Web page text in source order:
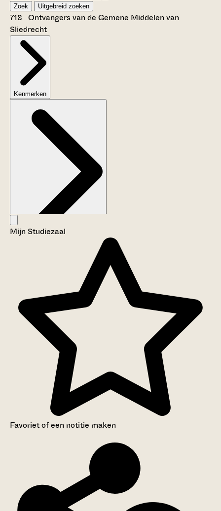
Zoek Uitgebreid zoeken
718 Ontvangers van de Gemene Middelen van
Sliedrecht
Kenmerken
Aanwijzingen voor de gebruiker
Inventaris
Mijn Studiezaal
Favoriet of een notitie maken